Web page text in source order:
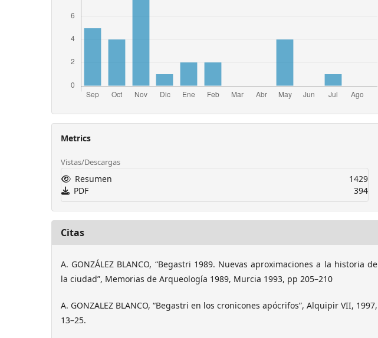
Metrics
Vistas/Descargas
Resumen
1429
PDF
394
Citas
A. GONZÁLEZ BLANCO, “Begastri 1989. Nuevas aproximaciones a la historia de
la ciudad”, Memorias de Arqueología 1989, Murcia 1993, pp 205–210
A. GONZALEZ BLANCO, “Begastri en los cronicones apócrifos”, Alquipir VII, 1997,
13–25.